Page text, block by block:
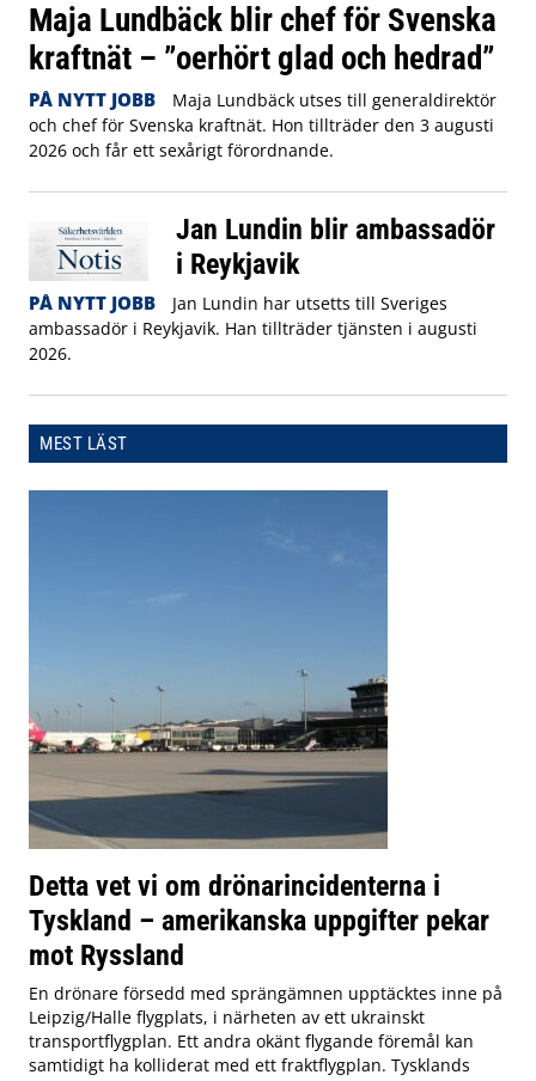
Maja Lundbäck blir chef för Svenska
kraftnät – ”oerhört glad och hedrad”
PÅ NYTT JOBB
Maja Lundbäck utses till generaldirektör
och chef för Svenska kraftnät. Hon tillträder den 3 augusti
2026 och får ett sexårigt förordnande.
Jan Lundin blir ambassadör
i Reykjavik
PÅ NYTT JOBB
Jan Lundin har utsetts till Sveriges
ambassadör i Reykjavik. Han tillträder tjänsten i augusti
2026.
MEST LÄST
Detta vet vi om drönarincidenterna i
Tyskland – amerikanska uppgifter pekar
mot Ryssland
En drönare försedd med sprängämnen upptäcktes inne på
Leipzig/Halle flygplats, i närheten av ett ukrainskt
transportflygplan. Ett andra okänt flygande föremål kan
samtidigt ha kolliderat med ett fraktflygplan. Tysklands